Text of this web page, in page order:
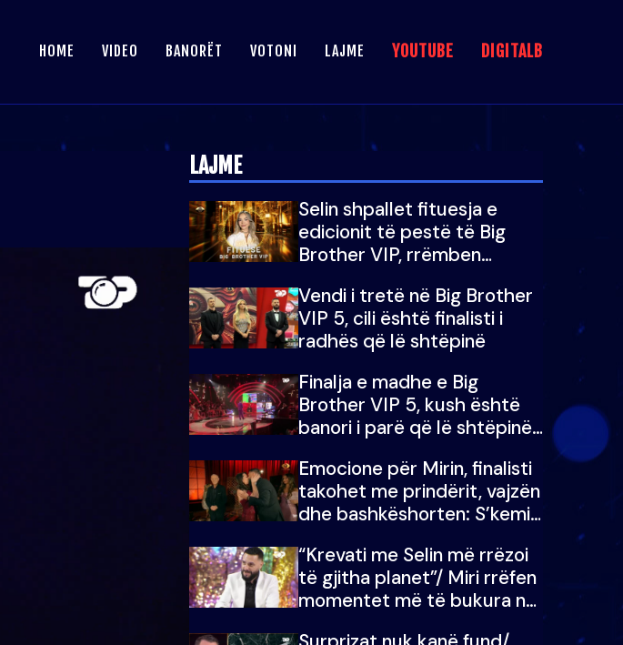
HOME VIDEO BANORËT VOTONI LAJME YOUTUBE DIGITALB
LAJME
Selin shpallet fituesja e
edicionit të pestë të Big
Brother VIP, rrëmben
mijë eurosh
Vendi i tretë në Big Brother
VIP 5, cili është finalisti i
radhës që lë shtëpinë
Finalja e madhe e Big
Brother VIP 5, kush është
banori i parë që lë shtëpinë
fituar çmimin e madh
Emocione për Mirin, finalisti
takohet me prindërit, vajzën
dhe bashkëshorten: S’kemi
“Krevati me Selin më rrëzoi
të gjitha planet”/ Miri rrëfen
momentet më të bukura në